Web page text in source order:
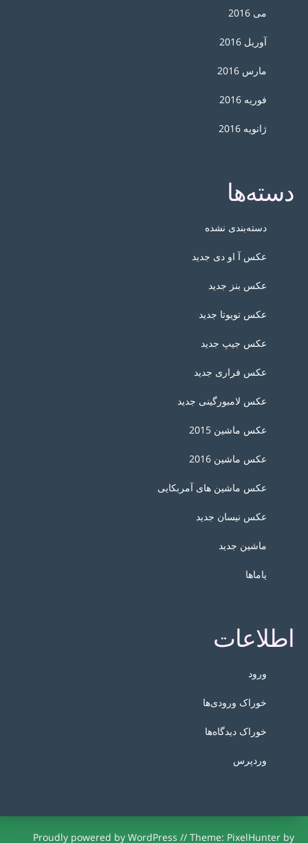
می 2016
آوریل 2016
مارس 2016
فوریه 2016
ژانویه 2016
دسته‌ها
دسته‌بندی نشده
عکس آ او دی جدید
عکس بنز جدید
عکس تویوتا جدید
عکس جیپ جدید
عکس فراری جدید
عکس لامبورگینی جدید
عکس ماشین 2015
عکس ماشین 2016
عکس ماشین های آمربکایی
عکس نیسان جدید
ماشین جدید
یاماها
اطلاعات
ورود
خوراک ورودی‌ها
خوراک دیدگاه‌ها
وردپرس
Proudly powered by WordPress // Theme: PixelHunter by